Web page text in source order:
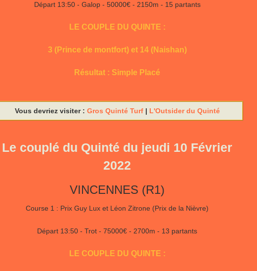
Départ 13:50 - Galop - 50000€ - 2150m - 15 partants
LE COUPLE DU QUINTE :
3 (Prince de montfort) et 14 (Naishan)
Résultat : Simple Placé
Vous devriez visiter : Gros Quinté Turf| L'Outsider du Quinté
Le couplé du Quinté du jeudi 10 Février
2022
VINCENNES (R1)
Course 1 : Prix Guy Lux et Léon Zitrone (Prix de la Nièvre)
Départ 13:50 - Trot - 75000€ - 2700m - 13 partants
LE COUPLE DU QUINTE :